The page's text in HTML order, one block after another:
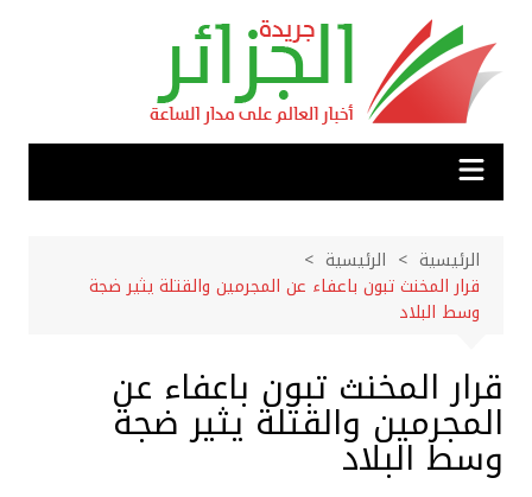
المحتوى
الرئيسية
الرئيسية
قرار المخنث تبون باعفاء عن المجرمين والقتلة يثير ضجة
وسط البلاد
قرار المخنث تبون باعفاء عن
المجرمين والقتلة يثير ضجة
وسط البلاد